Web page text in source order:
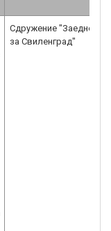
Сдружение "Заедно
за Свиленград"